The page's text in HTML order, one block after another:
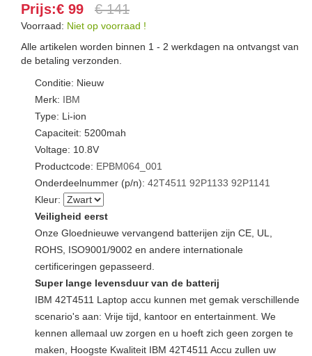
Prijs:€ 99 € 141
Voorraad: Niet op voorraad !
Alle artikelen worden binnen 1 - 2 werkdagen na ontvangst van
de betaling verzonden.
Conditie: Nieuw
Merk: IBM
Type: Li-ion
Capaciteit: 5200mah
Voltage: 10.8V
Productcode: EPBM064_001
Onderdeelnummer (p/n): 42T4511 92P1133 92P1141
Kleur:
Veiligheid eerst
Onze Gloednieuwe vervangend batterijen zijn CE, UL,
ROHS, ISO9001/9002 en andere internationale
certificeringen gepasseerd.
Super lange levensduur van de batterij
IBM 42T4511 Laptop accu kunnen met gemak verschillende
scenario's aan: Vrije tijd, kantoor en entertainment. We
kennen allemaal uw zorgen en u hoeft zich geen zorgen te
maken, Hoogste Kwaliteit IBM 42T4511 Accu zullen uw